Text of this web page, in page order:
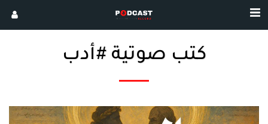
كتب صوتية #أدب